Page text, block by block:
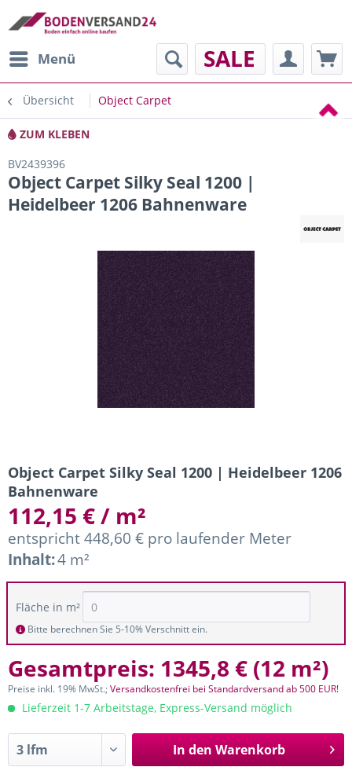
Menü SALE
Übersicht Object Carpet
ZUM KLEBEN
BV2439396
Object Carpet Silky Seal 1200 |
Heidelbeer 1206 Bahnenware
Object Carpet Silky Seal 1200 | Heidelbeer 1206
Bahnenware
112,15 € / m²
entspricht 448,60 € pro laufender Meter
Inhalt:4 m²
Fläche in m²
Bitte berechnen Sie 5-10% Verschnitt ein.
Gesamtpreis: 1345,8 € (12 m²)
Preise inkl. 19% MwSt.;Versandkostenfrei bei Standardversand ab 500 EUR!
Lieferzeit 1-7 Arbeitstage, Express-Versand möglich
In den Warenkorb